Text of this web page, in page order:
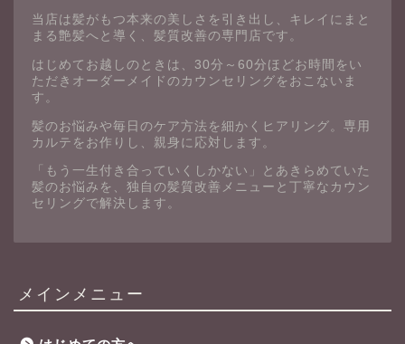
当店は髪がもつ本来の美しさを引き出し、キレイにまと
まる艶髪へと導く、髪質改善の専門店です。
はじめてお越しのときは、30分～60分ほどお時間をい
ただきオーダーメイドのカウンセリングをおこないま
す。
髪のお悩みや毎日のケア方法を細かくヒアリング。専用
カルテをお作りし、親身に応対します。
「もう一生付き合っていくしかない」とあきらめていた
髪のお悩みを、独自の髪質改善メニューと丁寧なカウン
セリングで解決します。
メインメニュー